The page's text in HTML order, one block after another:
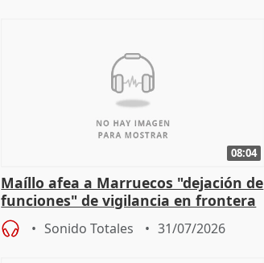
08:04
Maíllo afea a Marruecos "dejación de
funciones" de vigilancia en frontera
con Ceuta
Sonido Totales 31/07/2026